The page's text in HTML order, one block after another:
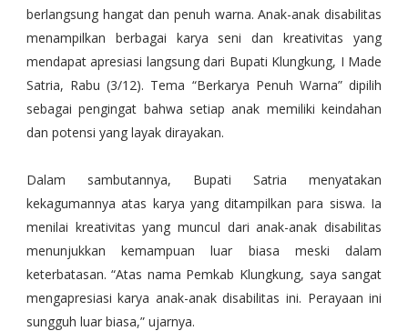
berlangsung hangat dan penuh warna. Anak-anak disabilitas
menampilkan berbagai karya seni dan kreativitas yang
mendapat apresiasi langsung dari Bupati Klungkung, I Made
Satria, Rabu (3/12). Tema “Berkarya Penuh Warna” dipilih
sebagai pengingat bahwa setiap anak memiliki keindahan
dan potensi yang layak dirayakan.
Dalam sambutannya, Bupati Satria menyatakan
kekagumannya atas karya yang ditampilkan para siswa. Ia
menilai kreativitas yang muncul dari anak-anak disabilitas
menunjukkan kemampuan luar biasa meski dalam
keterbatasan. “Atas nama Pemkab Klungkung, saya sangat
mengapresiasi karya anak-anak disabilitas ini. Perayaan ini
sungguh luar biasa,” ujarnya.